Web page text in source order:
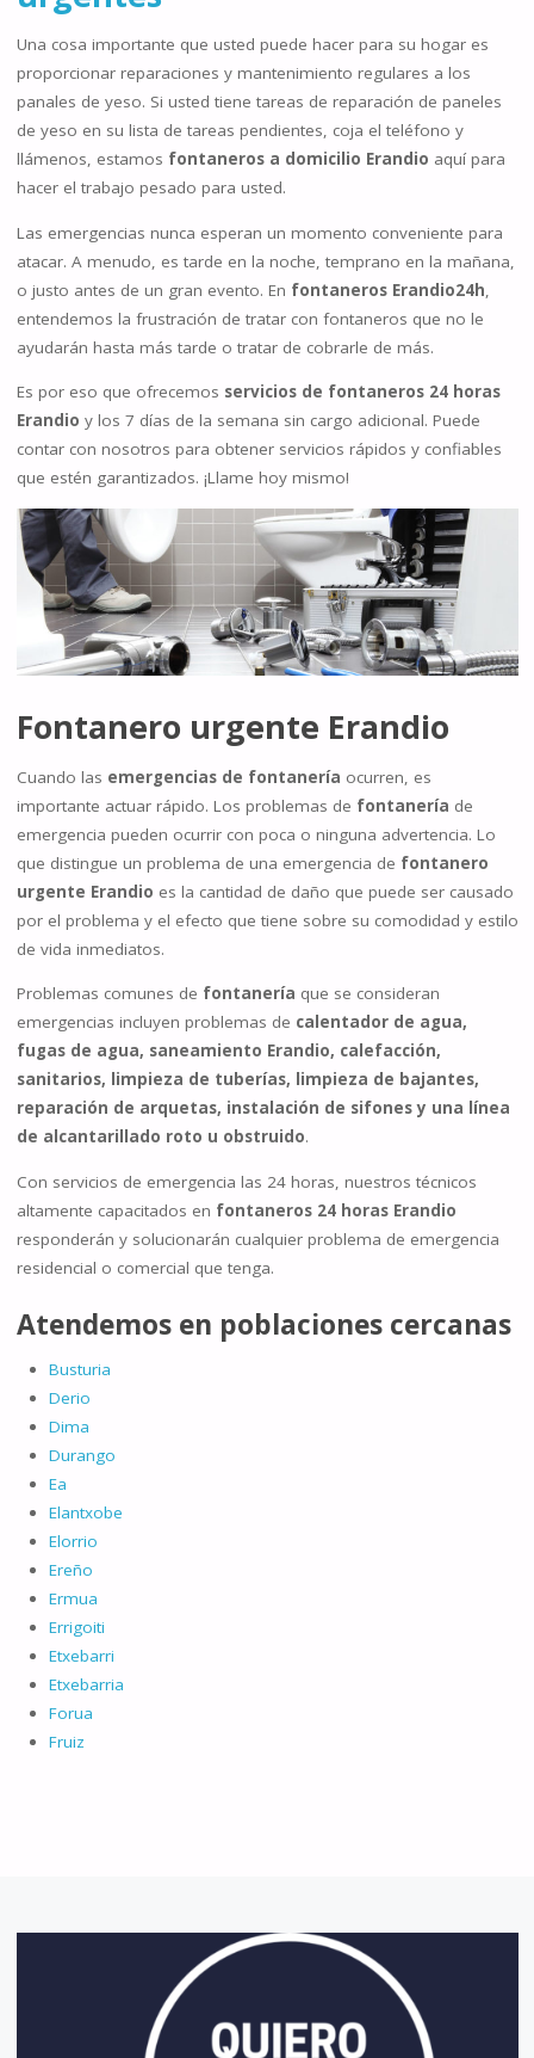
Una cosa importante que usted puede hacer para su hogar es
proporcionar reparaciones y mantenimiento regulares a los
panales de yeso. Si usted tiene tareas de reparación de paneles
de yeso en su lista de tareas pendientes, coja el teléfono y
llámenos, estamos fontaneros a domicilio Erandio aquí para
hacer el trabajo pesado para usted.
Las emergencias nunca esperan un momento conveniente para
atacar. A menudo, es tarde en la noche, temprano en la mañana,
o justo antes de un gran evento. En fontaneros Erandio24h,
entendemos la frustración de tratar con fontaneros que no le
ayudarán hasta más tarde o tratar de cobrarle de más.
Es por eso que ofrecemos servicios de fontaneros 24 horas
Erandio y los 7 días de la semana sin cargo adicional. Puede
contar con nosotros para obtener servicios rápidos y confiables
que estén garantizados. ¡Llame hoy mismo!
Fontanero urgente Erandio
Cuando las emergencias de fontanería ocurren, es
importante actuar rápido. Los problemas de fontanería de
emergencia pueden ocurrir con poca o ninguna advertencia. Lo
que distingue un problema de una emergencia de fontanero
urgente Erandio es la cantidad de daño que puede ser causado
por el problema y el efecto que tiene sobre su comodidad y estilo
de vida inmediatos.
Problemas comunes de fontanería que se consideran
emergencias incluyen problemas de calentador de agua,
fugas de agua, saneamiento Erandio, calefacción,
sanitarios, limpieza de tuberías, limpieza de bajantes,
reparación de arquetas, instalación de sifones y una línea
de alcantarillado roto u obstruido.
Con servicios de emergencia las 24 horas, nuestros técnicos
altamente capacitados en fontaneros 24 horas Erandio
responderán y solucionarán cualquier problema de emergencia
residencial o comercial que tenga.
Atendemos en poblaciones cercanas
Busturia
Derio
Dima
Durango
Ea
Elantxobe
Elorrio
Ereño
Ermua
Errigoiti
Etxebarri
Etxebarria
Forua
Fruiz